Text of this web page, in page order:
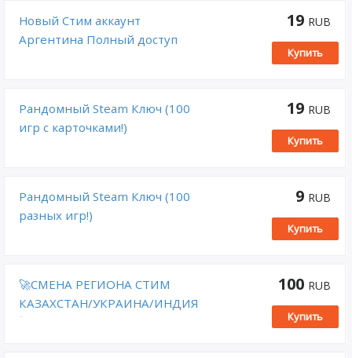
Новый Стим аккаунт
Аргентина Полный доступ
19 RUB
Купить
Рандомный Steam Ключ (100
игр с карточками!)
19 RUB
Купить
Рандомный Steam Ключ (100
разных игр!)
9 RUB
Купить
🚀СМЕНА РЕГИОНА СТИМ
КАЗАХСТАН/УКРАИНА/ИНДИЯ
🚀
100 RUB
Купить